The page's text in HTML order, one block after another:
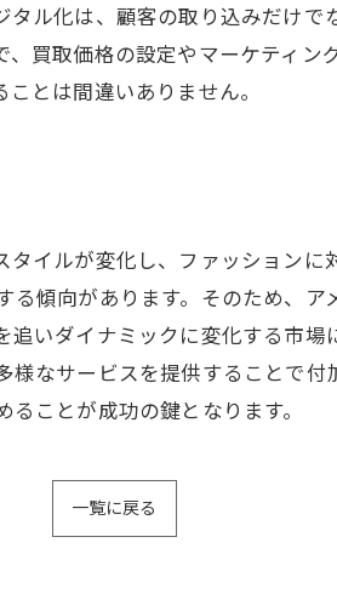
ル化は、顧客の取り込みだけ
買取価格の設定やマーケティン
とは間違いありません。
イルが変化し、ファッション
傾向があります。そのため、
いダイナミックに変化する市
なサービスを提供することで
ことが成功の鍵となります。
一覧に戻る